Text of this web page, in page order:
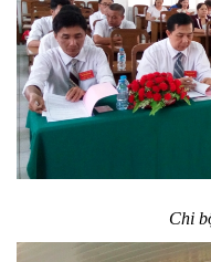
Chi